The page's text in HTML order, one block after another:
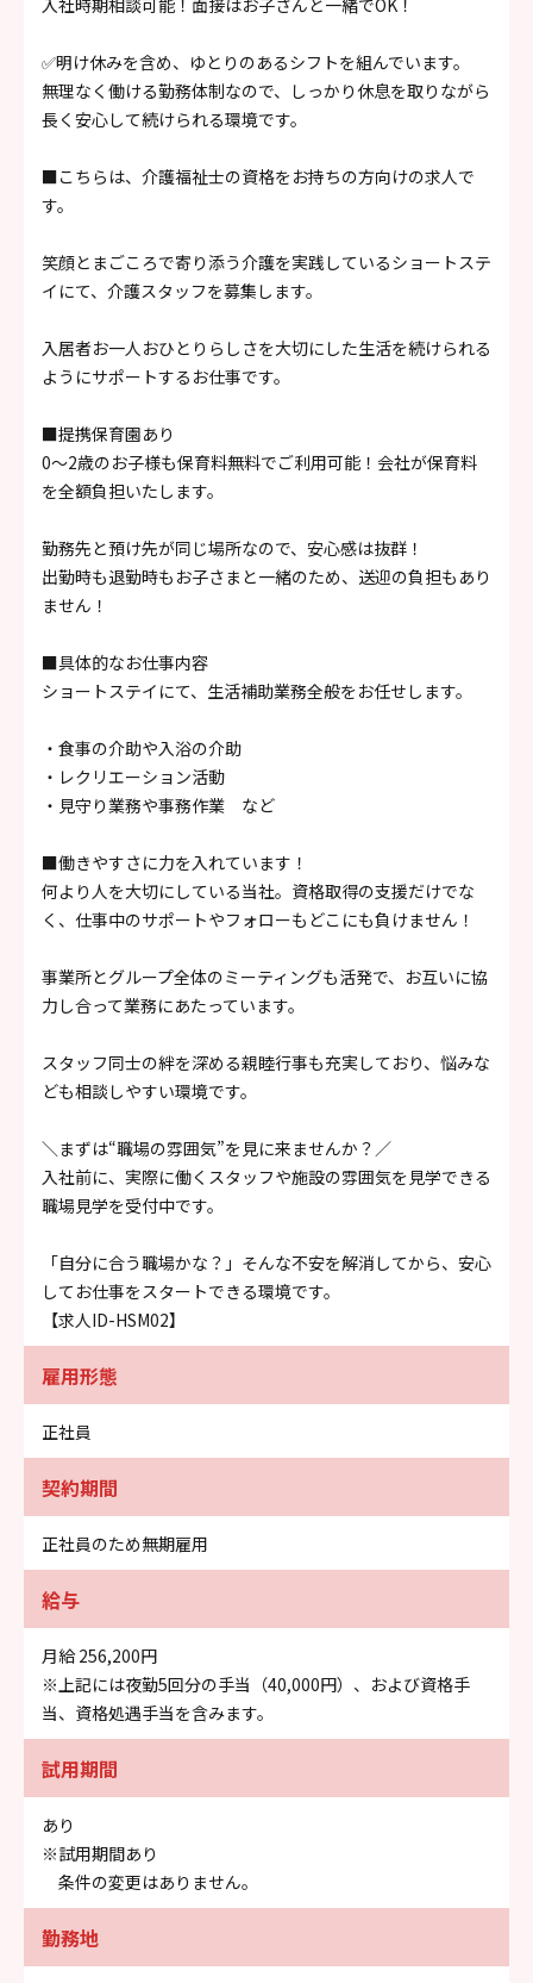
✅️明け休みを含め、ゆとりのあるシフトを組んでいます。
無理なく働ける勤務体制なので、しっかり休息を取りながら
長く安心して続けられる環境です。
■こちらは、介護福祉士の資格をお持ちの方向けの求人で
す。
笑顔とまごころで寄り添う介護を実践しているショートステ
イにて、介護スタッフを募集します。
入居者お一人おひとりらしさを大切にした生活を続けられる
ようにサポートするお仕事です。
■提携保育園あり
0～2歳のお子様も保育料無料でご利用可能！会社が保育料
を全額負担いたします。
勤務先と預け先が同じ場所なので、安心感は抜群！
出勤時も退勤時もお子さまと一緒のため、送迎の負担もあり
ません！
■具体的なお仕事内容
ショートステイにて、生活補助業務全般をお任せします。
・食事の介助や入浴の介助
・レクリエーション活動
・見守り業務や事務作業 など
■働きやすさに力を入れています！
何より人を大切にしている当社。資格取得の支援だけでな
く、仕事中のサポートやフォローもどこにも負けません！
事業所とグループ全体のミーティングも活発で、お互いに協
力し合って業務にあたっています。
スタッフ同士の絆を深める親睦行事も充実しており、悩みな
ども相談しやすい環境です。
＼まずは“職場の雰囲気”を見に来ませんか？／
入社前に、実際に働くスタッフや施設の雰囲気を見学できる
職場見学を受付中です。
「自分に合う職場かな？」そんな不安を解消してから、安心
してお仕事をスタートできる環境です。
【求人ID-HSM02】
雇用形態
正社員
契約期間
正社員のため無期雇用
給与
月給 256,200円
※上記には夜勤5回分の手当（40,000円）、および資格手
当、資格処遇手当を含みます。
試用期間
あり
※試用期間あり
条件の変更はありません。
勤務地